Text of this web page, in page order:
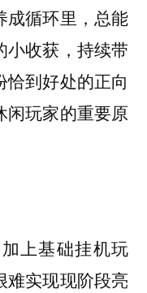
成循环里，总能
小收获，持续带
到好处的正向
闲玩家的重要原
上基础挂机玩
难实现现阶段亮